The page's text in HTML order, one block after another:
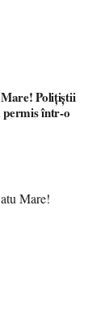
Polițiștii
permis într-o